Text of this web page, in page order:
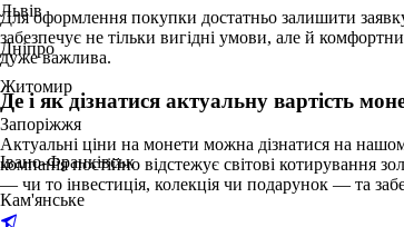
Львів
Дніпро
Житомир
Запоріжжя
Івано-Франківськ
Кам'янське
Для оформлення покупки достатньо залишити
забезпечує не тільки вигідні умови, але й
дуже важлива.
Де і як дізнатися актуальну вартість
Актуальні ціни на монети можна дізнатися на
компанія постійно відстежує світові котирування
— чи то інвестиція, колекція чи подарунок — та